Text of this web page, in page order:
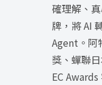
確理解、
牌，將 AI
Agent。阿
獎、蟬聯
EC